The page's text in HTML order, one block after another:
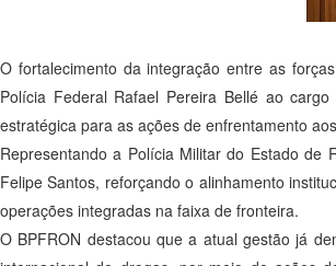
O fortalecimento da integração entre as
Polícia Federal Rafael Pereira Bellé ao
estratégica para as ações de enfrentamento
Representando a Polícia Militar do Estado de
Felipe Santos, reforçando o alinhamento
operações integradas na faixa de fronteira.
O BPFRON destacou que a atual gestão já